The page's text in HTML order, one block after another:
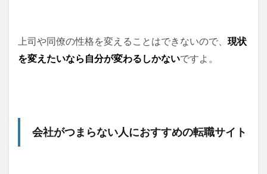
上司や同僚の性格を変えることはできないので、 現状
を変えたいなら自分が変わるしかないですよ。
会社がつまらない人におすすめの転職サイト